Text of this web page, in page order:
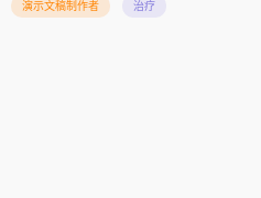
演示文稿制作者 治疗